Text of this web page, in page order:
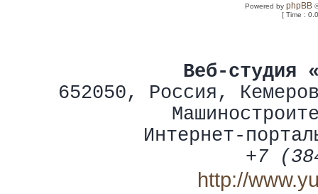
Powered byphpBB
[ Time :
Веб-студия
652050, Россия ,
Интернет-
+7
http://